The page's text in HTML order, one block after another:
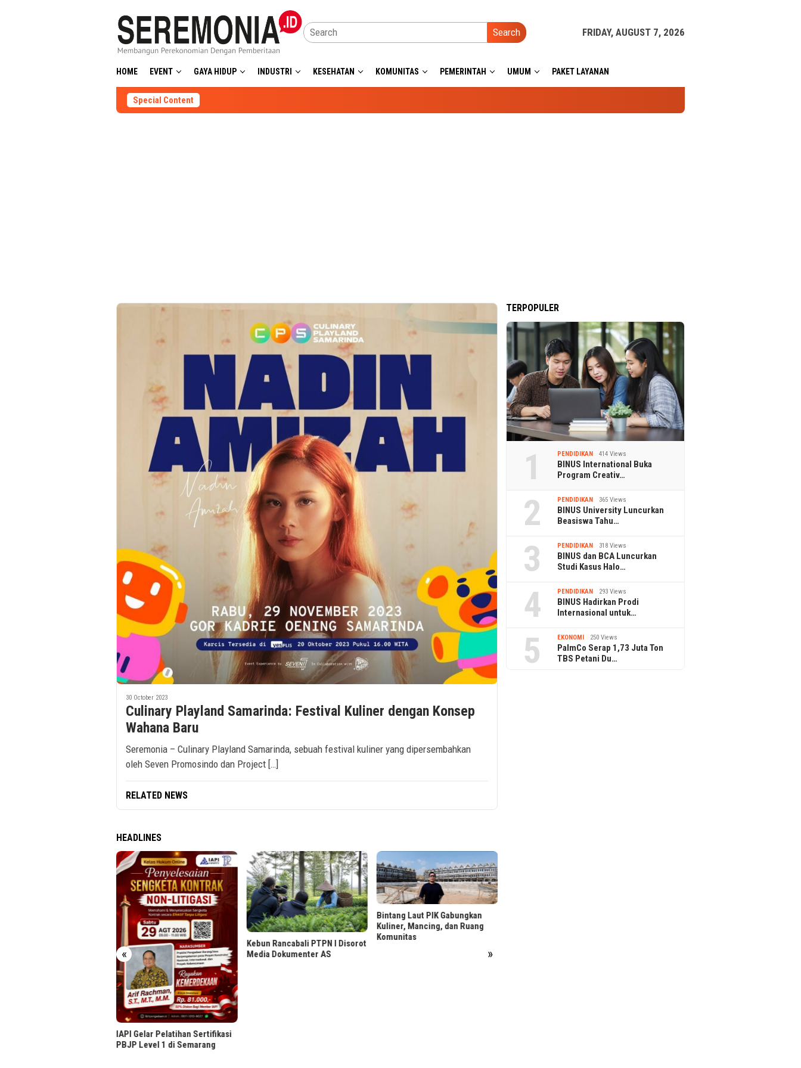
Search FRIDAY, AUGUST 7, 2026
HOME EVENT GAYA HIDUP INDUSTRI KESEHATAN KOMUNITAS PEMERINTAH UMUM PAKET LAYANAN
Special Content
30 October 2023
Culinary Playland Samarinda: Festival Kuliner dengan Konsep
Wahana Baru
Seremonia – Culinary Playland Samarinda, sebuah festival kuliner yang dipersembahkan
oleh Seven Promosindo dan Project […]
RELATED NEWS
HEADLINES
« »
IAPI Gelar Pelatihan Sertifikasi
PBJP Level 1 di Semarang
Kebun Rancabali PTPN I Disorot
Media Dokumenter AS
Bintang Laut PIK Gabungkan
Kuliner, Mancing, dan Ruang
Komunitas
TERPOPULER
1 PENDIDIKAN 414 Views
BINUS International Buka
Program Creativ…
2 PENDIDIKAN 365 Views
BINUS University Luncurkan
Beasiswa Tahu…
3 PENDIDIKAN 318 Views
BINUS dan BCA Luncurkan
Studi Kasus Halo…
4 PENDIDIKAN 293 Views
BINUS Hadirkan Prodi
Internasional untuk…
5 EKONOMI 250 Views
PalmCo Serap 1,73 Juta Ton
TBS Petani Du…